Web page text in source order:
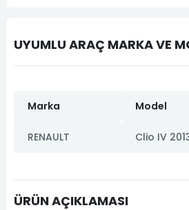
UYUMLU ARAÇ MARKA VE
Marka Model
RENAULT Clio IV
ÜRÜN AÇIKLAMASI